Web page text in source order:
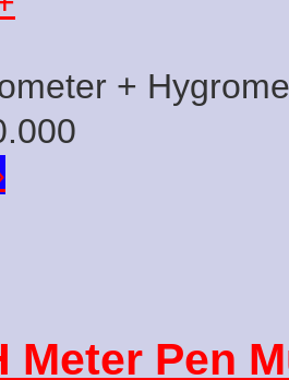
+
Meter Pen